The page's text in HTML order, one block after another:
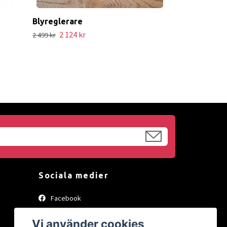
Blyreglerare
2 499 kr 2 124 kr
Sociala medier
Facebook
Vi använder cookies